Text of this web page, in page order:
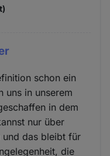
schon ein
uns in unserem
in dem
nur über
und das bleibt für
die